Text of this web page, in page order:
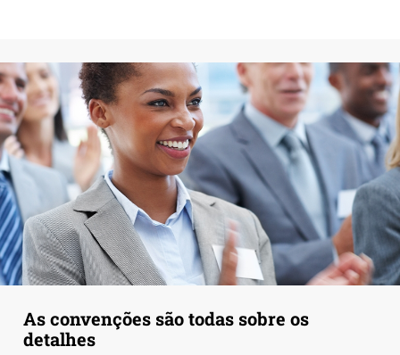
As convenções são todas sobre os
detalhes